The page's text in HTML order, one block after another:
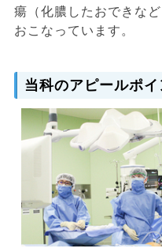
瘍（化膿したおできな
おこなっています。
当科のアピールポイ